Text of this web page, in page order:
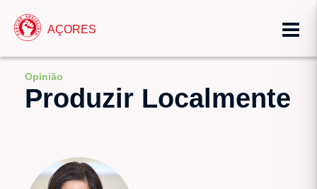
AÇORES
Opinião
Produzir Localmente